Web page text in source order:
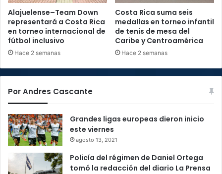
Alajuelense–Team Down
representará a Costa Rica
en torneo internacional de
fútbol inclusivo
Hace 2 semanas
Costa Rica suma seis
medallas en torneo infantil
de tenis de mesa del
Caribe y Centroamérica
Hace 2 semanas
Por Andres Cascante
Grandes ligas europeas dieron inicio
este viernes
agosto 13, 2021
Policía del régimen de Daniel Ortega
tomó la redacción del diario La Prensa